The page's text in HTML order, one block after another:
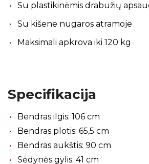
Su plastikinėmis drabužių
Su kišene nugaros atramoje
Maksimali apkrova iki 120 kg
Specifikacija
Bendras ilgis: 106 cm
Bendras plotis: 65,5 cm
Bendras aukštis: 90 cm
Sėdynės gylis: 41 cm